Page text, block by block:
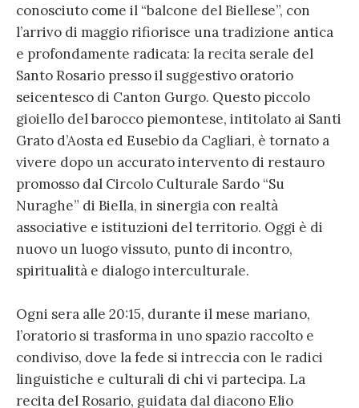
conosciuto come il “balcone del Biellese”, con
l’arrivo di maggio rifiorisce una tradizione antica
e profondamente radicata: la recita serale del
Santo Rosario presso il suggestivo oratorio
seicentesco di Canton Gurgo. Questo piccolo
gioiello del barocco piemontese, intitolato ai Santi
Grato d’Aosta ed Eusebio da Cagliari, è tornato a
vivere dopo un accurato intervento di restauro
promosso dal Circolo Culturale Sardo “Su
Nuraghe” di Biella, in sinergia con realtà
associative e istituzioni del territorio. Oggi è di
nuovo un luogo vissuto, punto di incontro,
spiritualità e dialogo interculturale.
Ogni sera alle 20:15, durante il mese mariano,
l’oratorio si trasforma in uno spazio raccolto e
condiviso, dove la fede si intreccia con le radici
linguistiche e culturali di chi vi partecipa. La
recita del Rosario, guidata dal diacono Elio